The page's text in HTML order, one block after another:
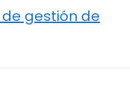
gestión de